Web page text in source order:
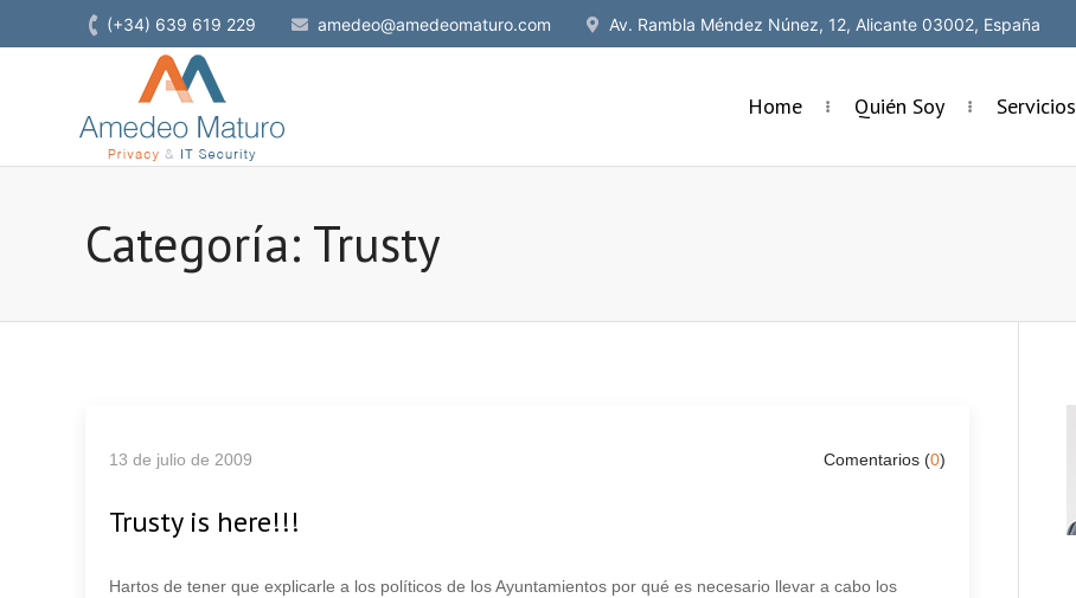
(+34) 639 619 229 amedeo@amedeomaturo.com Av. Rambla Méndez Núnez, 12, Alicante 03002, España
Home Quién Soy Servicios
Categoría: Trusty
13 de julio de 2009 Comentarios (0)
Trusty is here!!!
Hartos de tener que explicarle a los políticos de los Ayuntamientos por qué es necesario llevar a cabo los